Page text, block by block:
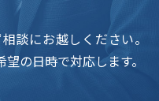
談にお越しください。
の日時で対応します。